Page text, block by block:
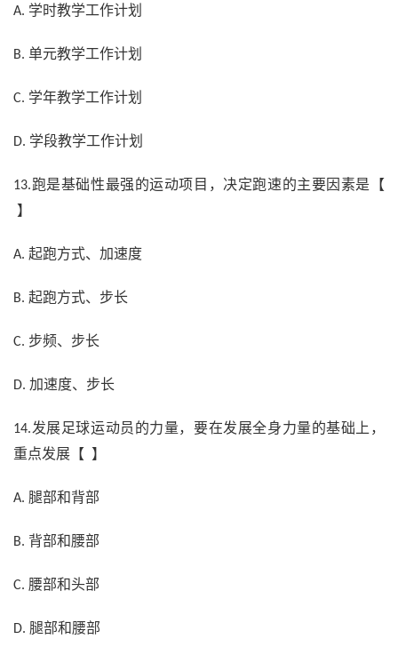
A. 学时教学工作计划
B. 单元教学工作计划
C. 学年教学工作计划
D. 学段教学工作计划
13.跑是基础性最强的运动项目，决定跑速的主要因素是【
】
A. 起跑方式、加速度
B. 起跑方式、步长
C. 步频、步长
D. 加速度、步长
14.发展足球运动员的力量，要在发展全身力量的基础上，
重点发展【 】
A. 腿部和背部
B. 背部和腰部
C. 腰部和头部
D. 腿部和腰部